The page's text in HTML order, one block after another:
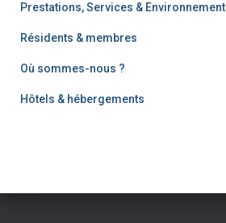
Prestations, Services & Environnement
Résidents & membres
Où sommes-nous ?
Hôtels & hébergements